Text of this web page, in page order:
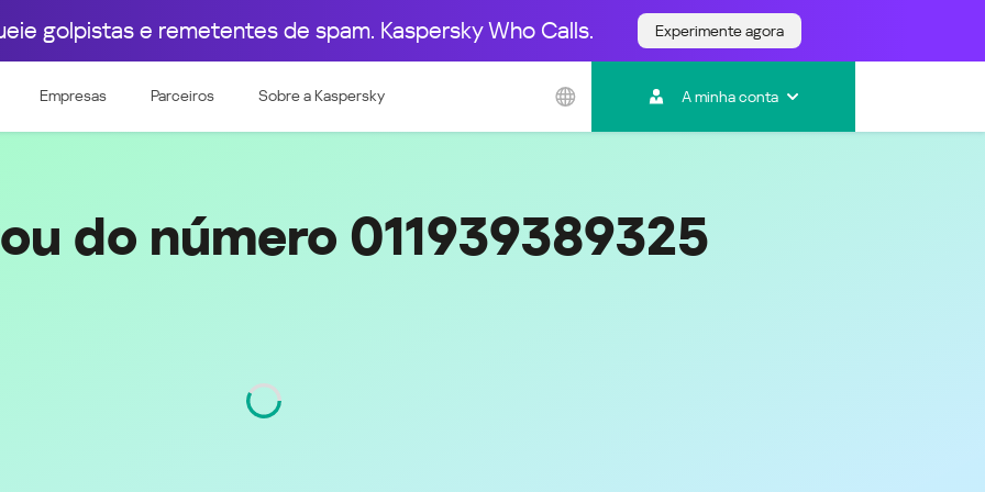
golpistas e remetentes de spam. Kaspersky Who Calls. Experimente agora
Empresas Parceiros Sobre a Kaspersky A minha conta
Ocidental
& Luxembourg
Leste Europeu
Česká republika
Magyarország
Srbija
Türkiye
Қазақстан - Қазақша (Kazakhstan -
Ásia e Pacífico
Australia
India
Malaysia - Bahasa Melayu
New Zealand
do número 011939389325
São Paulo